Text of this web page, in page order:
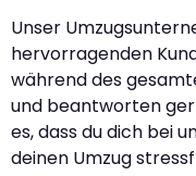
Unser
hervorragenden
während des
und beantworten
es, dass du dich bei
deinen Umzug